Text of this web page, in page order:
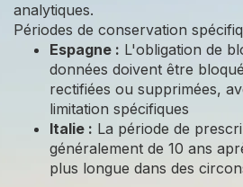
analytiques.
Périodes de conservation
Espagne : L'obligation de
données doivent être
rectifiées ou supprimées,
limitation spécifiques
Italie : La période de
généralement de 10 ans
plus longue dans des